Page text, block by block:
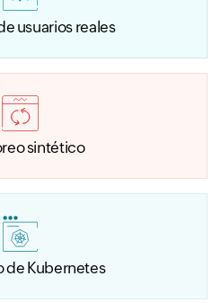
usuarios reales
sintético
de Kubernetes